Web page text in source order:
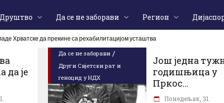
Друштво Да се не заборави Регион
Хрватске да прекине са рехабилитацијом усташтва
да је
Да се не заборави/
Други Свјетски рат и
геноцид у НДХ
Још једна
годишњица у
Пркос...
Понедељак, 31.